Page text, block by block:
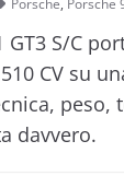
GT3 S/C
CV su
peso,
davvero.